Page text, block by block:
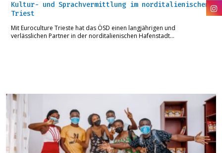
Kultur- und Sprachvermittlung im norditalienischen
Triest
Mit Euroculture Trieste hat das ÖSD einen langjährigen und
verlässlichen Partner in der norditalienischen Hafenstadt…